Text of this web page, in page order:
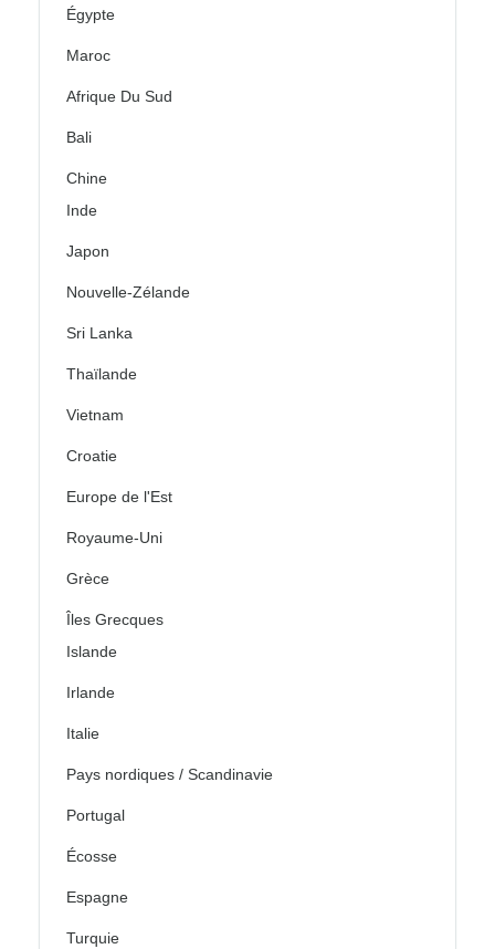
Égypte
Maroc
Afrique Du Sud
Bali
Chine
Inde
Japon
Nouvelle-Zélande
Sri Lanka
Thaïlande
Vietnam
Croatie
Europe de l'Est
Royaume-Uni
Grèce
Îles Grecques
Islande
Irlande
Italie
Pays nordiques / Scandinavie
Portugal
Écosse
Espagne
Turquie